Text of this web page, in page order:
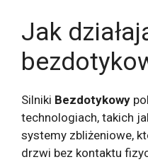
Jak
Silniki Bezdotykowy
technologiach, takich
systemy zbliżeniowe,
drzwi bez kontaktu